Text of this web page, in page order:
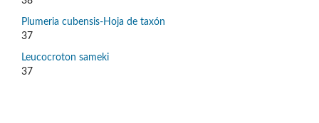
Plumeria cubensis-Hoja de taxón
37
Leucocroton sameki
37